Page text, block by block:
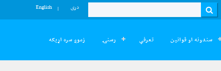
Search
دری English
سندونه او قوانین تعرفې رسنۍ زموږ سره اړیکه